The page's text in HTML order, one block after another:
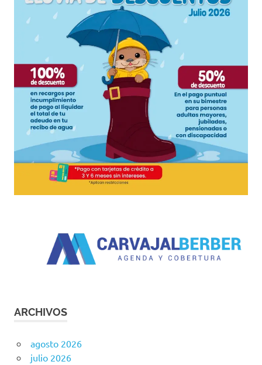
ARCHIVOS
agosto 2026
julio 2026